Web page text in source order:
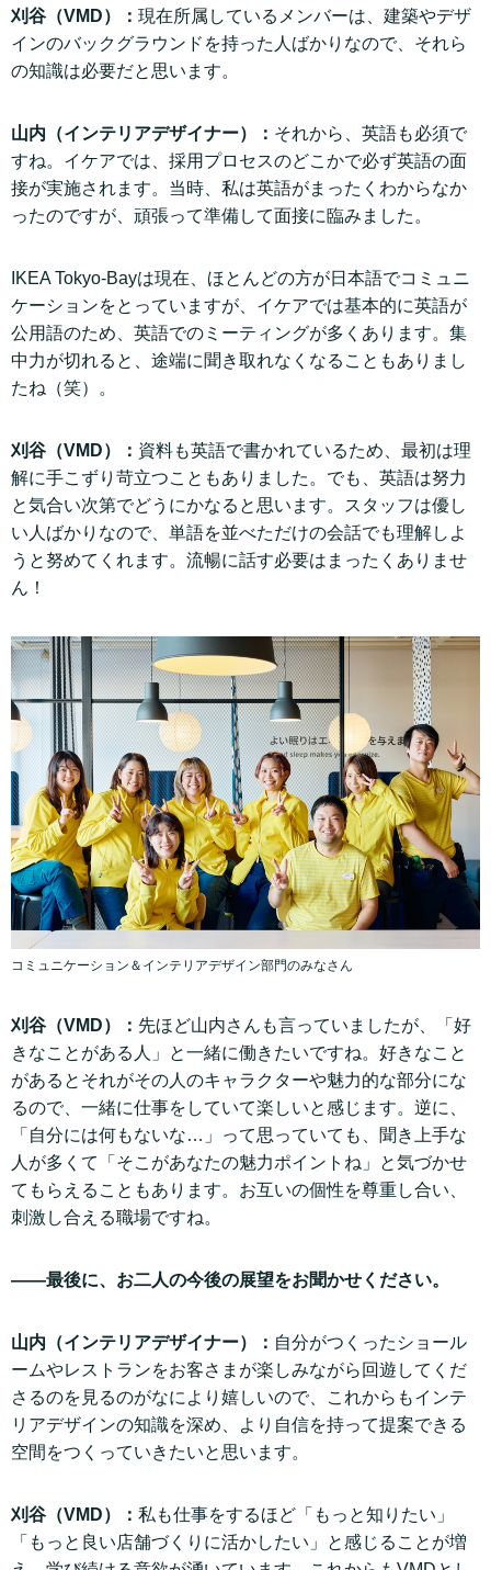
刈谷（VMD）： 現在所属しているメンバーは、建築やデザ
インのバックグラウンドを持った人ばかりなので、それら
の知識は必要だと思います。
山内（インテリアデザイナー）： それから、英語も必須で
すね。イケアでは、採用プロセスのどこかで必ず英語の面
接が実施されます。当時、私は英語がまったくわからなか
ったのですが、頑張って準備して面接に臨みました。
IKEA Tokyo-Bayは現在、ほとんどの方が日本語でコミュニ
ケーションをとっていますが、イケアでは基本的に英語が
公用語のため、英語でのミーティングが多くあります。集
中力が切れると、途端に聞き取れなくなることもありまし
たね（笑）。
刈谷（VMD）： 資料も英語で書かれているため、最初は理
解に手こずり苛立つこともありました。でも、英語は努力
と気合い次第でどうにかなると思います。スタッフは優し
い人ばかりなので、単語を並べただけの会話でも理解しよ
うと努めてくれます。流暢に話す必要はまったくありませ
ん！
コミュニケーション＆インテリアデザイン部門のみなさん
刈谷（VMD）： 先ほど山内さんも言っていましたが、「好
きなことがある人」と一緒に働きたいですね。好きなこと
があるとそれがその人のキャラクターや魅力的な部分にな
るので、一緒に仕事をしていて楽しいと感じます。逆に、
「自分には何もないな…」って思っていても、聞き上手な
人が多くて「そこがあなたの魅力ポイントね」と気づかせ
てもらえることもあります。お互いの個性を尊重し合い、
刺激し合える職場ですね。
——最後に、お二人の今後の展望をお聞かせください。
山内（インテリアデザイナー）： 自分がつくったショール
ームやレストランをお客さまが楽しみながら回遊してくだ
さるのを見るのがなにより嬉しいので、これからもインテ
リアデザインの知識を深め、より自信を持って提案できる
空間をつくっていきたいと思います。
刈谷（VMD）： 私も仕事をするほど「もっと知りたい」
「もっと良い店舗づくりに活かしたい」と感じることが増